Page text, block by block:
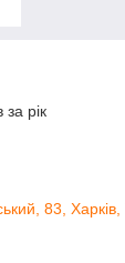
за рік
83, Харків,